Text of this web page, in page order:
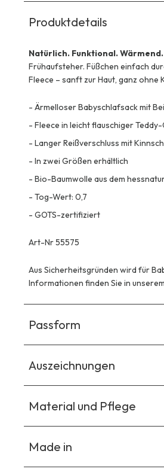
Produktdetails
Natürlich. Funktional. Wärmend.
Frühaufsteher. Füßchen einfach
Fleece – sanft zur Haut, ganz
- Ärmelloser Babyschlafsack mit
- Fleece in leicht flauschiger
- Langer Reißverschluss mit
- In zwei Größen erhältlich
- Bio-Baumwolle aus dem
- Tog-Wert: 0,7
- GOTS-zertifiziert
Art-Nr 55575
Aus Sicherheitsgründen wird für
Informationen finden Sie in unserem
Passform
Auszeichnungen
Material und Pflege
Made in